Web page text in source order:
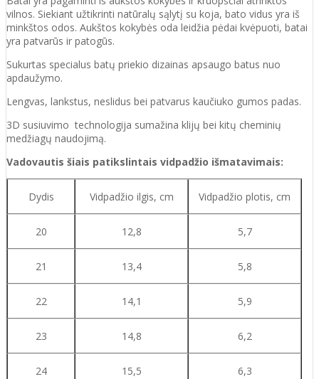
vilnos. Siekiant užtikrinti natūralų sąlytį su koja, bato vidus yra iš
minkštos odos. Aukštos kokybės oda leidžia pėdai kvėpuoti, batai
yra patvarūs ir patogūs.
Sukurtas specialus batų priekio dizainas apsaugo batus nuo
apdaužymo.
Lengvas, lankstus, neslidus bei patvarus kaučiuko gumos padas.
3D susiuvimo technologija sumažina klijų bei kitų cheminių
medžiagų naudojimą.
Vadovautis šiais patikslintais vidpadžio išmatavimais:
Dydis Vidpadžio ilgis, cm Vidpadžio plotis, cm
20 12,8 5,7
21 13,4 5,8
22 14,1 5,9
23 14,8 6,2
24 15,5 6,3